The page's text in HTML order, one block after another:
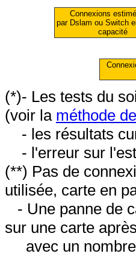
Connexions
par Dslam ou Switch
capacité
(*)- Les tests du
(voir la méthode
- les résultats
- l'erreur sur
(**) Pas de
utilisée, carte en
- Une panne de
sur une carte
avec un nombre